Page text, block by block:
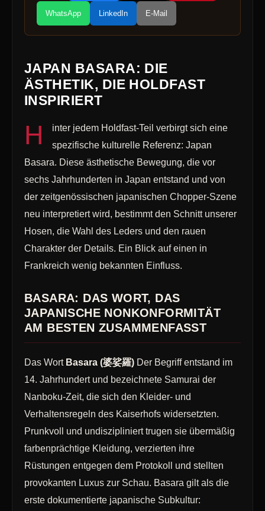
WhatsApp LinkedIn E-Mail
JAPAN BASARA: DIE
ÄSTHETIK, DIE HOLDFAST
INSPIRIERT
H
inter jedem Holdfast-Teil verbirgt sich eine
spezifische kulturelle Referenz: Japan
Basara. Diese ästhetische Bewegung, die vor
sechs Jahrhunderten in Japan entstand und von
der zeitgenössischen japanischen Chopper-Szene
neu interpretiert wird, bestimmt den Schnitt unserer
Hosen, die Wahl des Leders und den rauen
Charakter der Details. Ein Blick auf einen in
Frankreich wenig bekannten Einfluss.
BASARA: DAS WORT, DAS
JAPANISCHE NONKONFORMITÄT
AM BESTEN ZUSAMMENFASST
Das Wort Basara (婆娑羅) Der Begriff entstand im
14. Jahrhundert und bezeichnete Samurai der
Nanboku-Zeit, die sich den Kleider- und
Verhaltensregeln des Kaiserhofs widersetzten.
Prunkvoll und undiszipliniert trugen sie übermäßig
farbenprächtige Kleidung, verzierten ihre
Rüstungen entgegen dem Protokoll und stellten
provokanten Luxus zur Schau. Basara gilt als die
erste dokumentierte japanische Subkultur: